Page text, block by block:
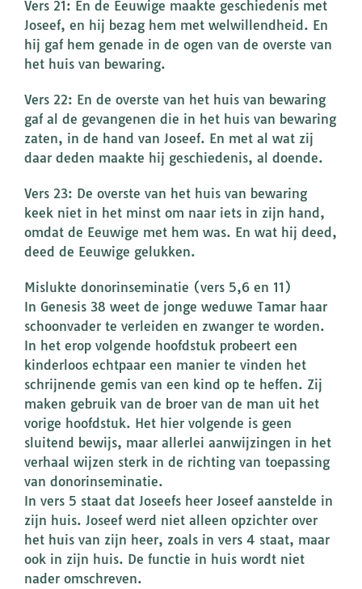
Vers 21: En de Eeuwige maakte geschiedenis met
Joseef, en hij bezag hem met welwillendheid. En
hij gaf hem genade in de ogen van de overste van
het huis van bewaring.
Vers 22: En de overste van het huis van bewaring
gaf al de gevangenen die in het huis van bewaring
zaten, in de hand van Joseef. En met al wat zij
daar deden maakte hij geschiedenis, al doende.
Vers 23: De overste van het huis van bewaring
keek niet in het minst om naar iets in zijn hand,
omdat de Eeuwige met hem was. En wat hij deed,
deed de Eeuwige gelukken.
Mislukte donorinseminatie (vers 5,6 en 11)
In Genesis 38 weet de jonge weduwe Tamar haar
schoonvader te verleiden en zwanger te worden.
In het erop volgende hoofdstuk probeert een
kinderloos echtpaar een manier te vinden het
schrijnende gemis van een kind op te heffen. Zij
maken gebruik van de broer van de man uit het
vorige hoofdstuk. Het hier volgende is geen
sluitend bewijs, maar allerlei aanwijzingen in het
verhaal wijzen sterk in de richting van toepassing
van donorinseminatie.
In vers 5 staat dat Joseefs heer Joseef aanstelde in
zijn huis. Joseef werd niet alleen opzichter over
het huis van zijn heer, zoals in vers 4 staat, maar
ook in zijn huis. De functie in huis wordt niet
nader omschreven.